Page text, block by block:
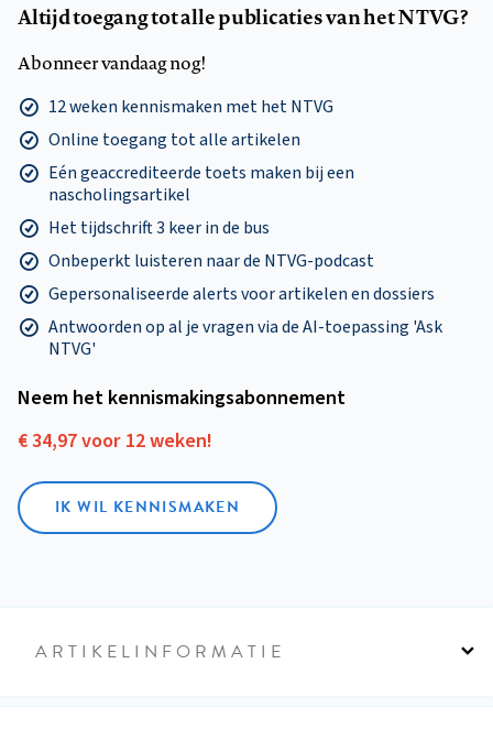
Altijd toegang tot alle publicaties van het NTVG?
Abonneer vandaag nog!
12 weken kennismaken met het NTVG
Online toegang tot alle artikelen
Eén geaccrediteerde toets maken bij een
nascholingsartikel
Het tijdschrift 3 keer in de bus
Onbeperkt luisteren naar de NTVG-podcast
Gepersonaliseerde alerts voor artikelen en dossiers
Antwoorden op al je vragen via de AI-toepassing 'Ask
NTVG'
Neem het kennismakings­abonnement
€ 34,97 voor 12 weken!
IK WIL KENNISMAKEN
ARTIKELINFORMATIE